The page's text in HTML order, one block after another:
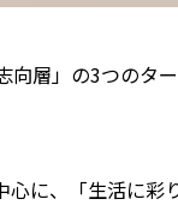
向層」の3つのタ
心に、「生活に彩